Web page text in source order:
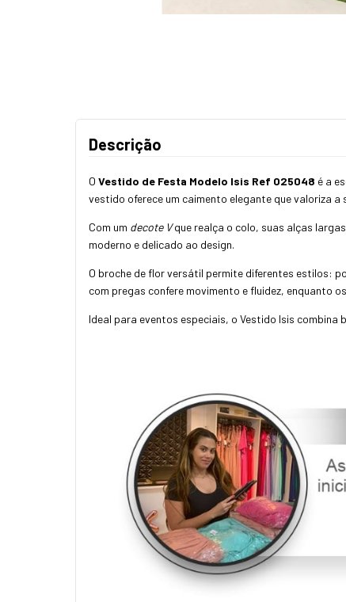
Descrição
O Vestido de Festa Modelo Isis Ref O25048 é a
vestido oferece um caimento elegante que valoriza a
Com um decote Vque realça o colo, suas alças
moderno e delicado ao design.
O broche de flor versátil permite diferentes estilos:
com pregas confere movimento e fluidez, enquanto
Ideal para eventos especiais, o Vestido Isis